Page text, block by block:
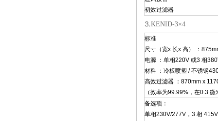
初效过滤器
⒊KENID-3×4
标准
尺寸（宽x 长x 高） ：
电源 ：单相220V 或3 相
材料 ：冷板喷塑 / 不锈钢
高效过滤器 ：870mm x
（效率为99.99%，在0.3 微
备选项：
单相230V/277V，3 相